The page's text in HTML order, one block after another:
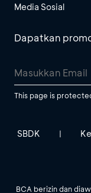
Media Sosial
Dapatkan
This page is
SBDK |
BCA berizin dan